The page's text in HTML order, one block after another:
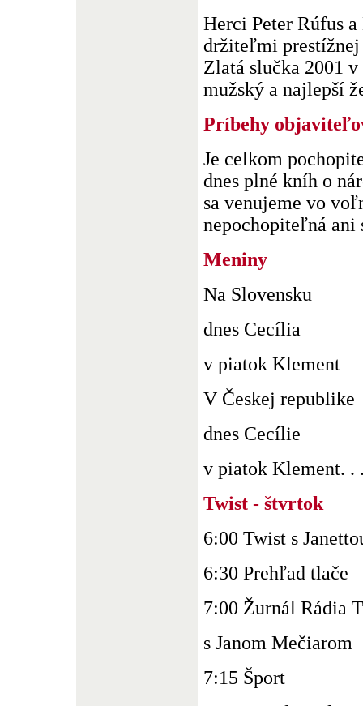
Herci Peter Rúfus
držiteľmi prestížnej
Zlatá slučka 2001
mužský a najlepší
Príbehy
Je celkom
dnes plné kníh o
sa venujeme vo
nepochopiteľná ani
Meniny
Na Slovensku
dnes Cecília
v piatok Klement
V Českej republike
dnes Cecílie
v piatok Klement. .
Twist - štvrtok
6:00 Twist s
6:30 Prehľad tlače
7:00 Žurnál Rádia
s Janom Mečiarom
7:15 Šport